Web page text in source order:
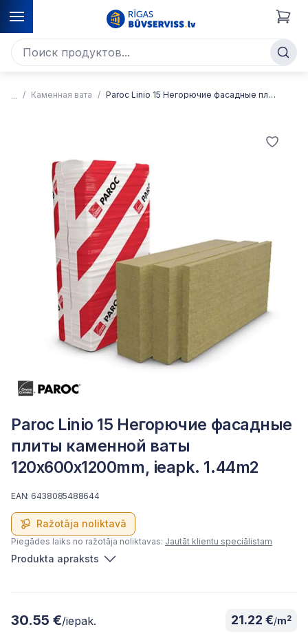
Каменная вата Paroc Linio 15 Негорючие фасадные плиты каменной ваты
Paroc Linio 15 Негорючие фасадные
плиты каменной ваты
120x600x1200mm, ieapk. 1.44m2
Ražotāja noliktavā
EAN: 6438085488644
Piegādes laiks no ražotāja noliktavas: Jautāt klientu speciālistam
Produkta apraksts
30.55 €/iepak. 21.22 €/m2